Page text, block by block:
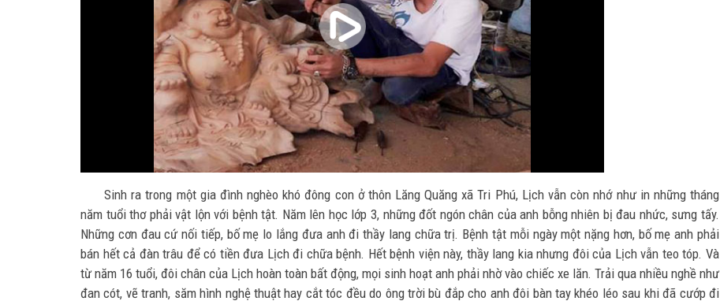
Sinh ra trong một gia đình nghèo khó đông con ở thôn Lăng Quăng xã Tri Phú, Lịch vẫn còn nhớ như in những tháng
năm tuổi thơ phải vật lộn với bệnh tật. Năm lên học lớp 3, những đốt ngón chân của anh bỗng nhiên bị đau nhức, sưng tấy.
Những cơn đau cứ nối tiếp, bố mẹ lo lắng đưa anh đi thầy lang chữa trị. Bệnh tật mỗi ngày một nặng hơn, bố mẹ anh phải
bán hết cả đàn trâu để có tiền đưa Lịch đi chữa bệnh. Hết bệnh viện này, thầy lang kia nhưng đôi của Lịch vẫn teo tóp. Và
từ năm 16 tuổi, đôi chân của Lịch hoàn toàn bất động, mọi sinh hoạt anh phải nhờ vào chiếc xe lăn. Trải qua nhiều nghề như
đan cót, vẽ tranh, săm hình nghệ thuật hay cắt tóc đều do ông trời bù đắp cho anh đôi bàn tay khéo léo sau khi đã cướp đi